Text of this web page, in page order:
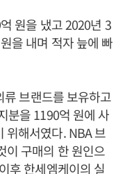
원을 냈고 2020년 3
을 내며 적자 늪에 빠
브랜드를 보유하고
분을 1190억 원에 사
위해서였다. NBA 브
이 구매의 한 원인으
후 한세엠케이의 실